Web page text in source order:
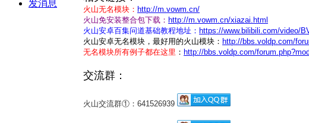
发消息
火山无名模块： http://m.vowm.cn/
火山免安装整合包下载： http://m.vowm.cn/xiazai.html
火山安卓百集问道基础教程地址： https://www.bilibili.com/video/
火山安卓无名模块，最好用的火山模块： http://bbs.voldp.com/
无名模块所有例子都在这里 ： http://bbs.voldp.com/
交流群：
火山交流群①：641526939